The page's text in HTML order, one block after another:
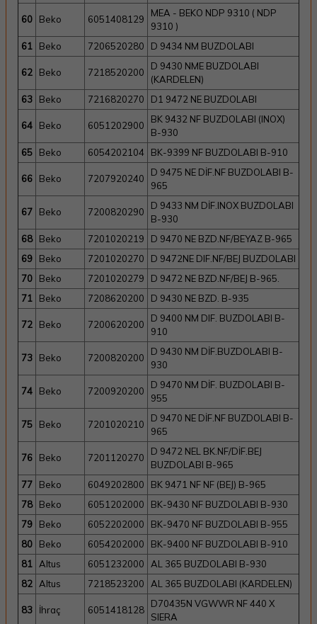
60 Beko 6051408129
MEA - BEKO NDP 9310 ( NDP
9310 )
61
Beko 7206520280 D 9434 NM BUZDOLABI
62 Beko 7218520200
D 9430 NME BUZDOLABI
(KARDELEN)
63
Beko 7216820270 D1 9472 NE BUZDOLABI
64 Beko 6051202900
BK 9432 NF BUZDOLABI (INOX)
B-930
65
Beko 6054202104 BK-9399 NF BUZDOLABI B-910
66 Beko 7207920240
D 9475 NE DİF.NF BUZDOLABI B-
965
67 Beko 7200820290
D 9433 NM DİF.INOX BUZDOLABI
B-930
68
Beko 7201020219
D 9470 NE BZD.NF/BEYAZ B-965
69
Beko 7201020270
D 9472NE DIF.NF/BEJ BUZDOLABI
70
Beko 7201020279
D 9472 NE BZD.NF/BEJ B-965.
71
Beko 7208620200 D 9430 NE BZD. B-935
72 Beko 7200620200
D 9400 NM DIF. BUZDOLABI B-
910
73 Beko 7200820200
D 9430 NM DİF.BUZDOLABI B-
930
74 Beko 7200920200
D 9470 NM DİF. BUZDOLABI B-
955
75 Beko 7201020210
D 9470 NE DİF.NF BUZDOLABI B-
965
76 Beko 7201120270
D 9472 NEL BK.NF/DİF.BEJ
BUZDOLABI B-965
77
Beko 6049202800
BK 9471 NF NF (BEJ) B-965
78
Beko 6051202000
BK-9430 NF BUZDOLABI B-930
79
Beko 6052202000
BK-9470 NF BUZDOLABI B-955
80
Beko 6054202000
BK-9400 NF BUZDOLABI B-910
81 Altus 6051232000
AL 365 BUZDOLABI B-930
82 Altus 7218523200 AL 365 BUZDOLABI (KARDELEN)
83 İhraç 6051418128
D70435N VGWWR NF 440 X
SIERA